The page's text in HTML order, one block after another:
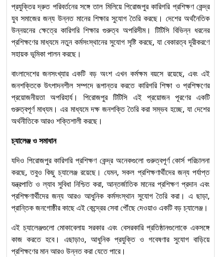
প্রযুক্তির দ্রুত পরিবর্তনের সঙ্গে তাল মিলিয়ে পিরোজপুর কারিগরি প্রশিক্ষণ কেন্দ্র
যুব সমাজের জন্য উন্নত মানের শিক্ষার সুযোগ তৈরি করছে। দেশের অর্থনৈতিক
উন্নয়নের ক্ষেত্রে কারিগরি শিক্ষার গুরুত্ব অপরিসীম। টিটিসি বিভিন্ন ধরনের
প্রশিক্ষণের মাধ্যমে নতুন কর্মসংস্থানের সুযোগ সৃষ্টি করছে, যা বেকারত্ব দূরীকরণে
সহায়ক ভূমিকা পালন করছে।
বাংলাদেশের জনসংখ্যার একটি বড় অংশ এখন কর্মক্ষম বয়সে রয়েছে, এবং এই
জনশক্তিকে উৎপাদনশীল সম্পদে রূপান্তর করতে কারিগরি শিক্ষা ও প্রশিক্ষণের
প্রয়োজনীয়তা অপরিহার্য। পিরোজপুর টিটিসি এই প্রয়োজন পূরণের একটি
গুরুত্বপূর্ণ মাধ্যম। এর মাধ্যমে দক্ষ জনশক্তি তৈরি করা সম্ভব হচ্ছে, যা দেশের
অর্থনীতিকে আরও শক্তিশালী করছে।
চ্যালেঞ্জ ও সমাধান
যদিও পিরোজপুর কারিগরি প্রশিক্ষণ কেন্দ্র অনেকগুলো গুরুত্বপূর্ণ কোর্স পরিচালনা
করছে, তবুও কিছু চ্যালেঞ্জ রয়েছে। যেমন, সকল প্রশিক্ষণার্থীদের জন্য পর্যাপ্ত
যন্ত্রপাতি ও ল্যাব সুবিধা নিশ্চিত করা, আন্তর্জাতিক মানের প্রশিক্ষণ প্রদান এবং
প্রশিক্ষণার্থীদের জন্য আরও আধুনিক কর্মসংস্থান সুযোগ তৈরি করা। এ ছাড়া,
প্রান্তিক জনগোষ্ঠীর কাছে এই কেন্দ্রের সেবা পৌঁছে দেওয়াও একটি বড় চ্যালেঞ্জ।
এই চ্যালেঞ্জগুলো মোকাবেলায় সরকার এবং বেসরকারি প্রতিষ্ঠানগুলোকে একসঙ্গে
কাজ করতে হবে। এছাড়াও, আধুনিক প্রযুক্তি ও গবেষণার সুযোগ বাড়িয়ে
প্রশিক্ষণের মান আরও উন্নত করা যেতে পারে।